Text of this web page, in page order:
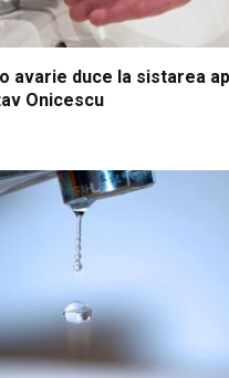
avarie duce la sistarea
Onicescu